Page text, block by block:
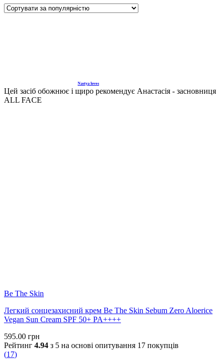
Nastya loves
Цей засіб обожнює і щиро рекомендує Анастасія - засновниця
ALL FACE
Be The Skin
Легкий сонцезахисний крем Be The Skin Sebum Zero Aloerice
Vegan Sun Cream SPF 50+ PA++++
595.00 грн
Рейтинг 4.94 з 5 на основі опитування 17 покупців
(17)